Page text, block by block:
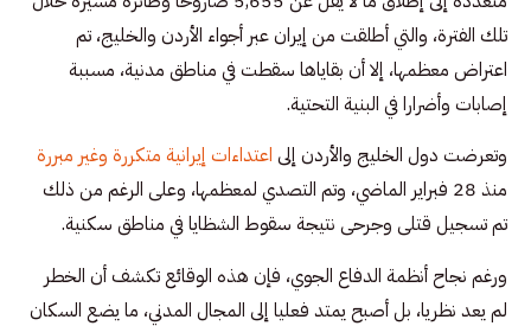
تلك الفترة، والتي أطلقت من إيران عبر أجواء الأردن والخليج، تم
اعتراض معظمها، إلا أن بقاياها سقطت في مناطق مدنية، مسببة
إصابات وأضرارا في البنية التحتية.
وتعرضت دول الخليج والأردن إلى اعتداءات إيرانية متكررة وغير مبررة
منذ 28 فبراير الماضي، وتم التصدي لمعظمها، وعلى الرغم من ذلك
تم تسجيل قتلى وجرحى نتيجة سقوط الشظايا في مناطق سكنية.
ورغم نجاح أنظمة الدفاع الجوي، فإن هذه الوقائع تكشف أن الخطر
لم يعد نظريا، بل أصبح يمتد فعليا إلى المجال المدني، ما يضع السكان